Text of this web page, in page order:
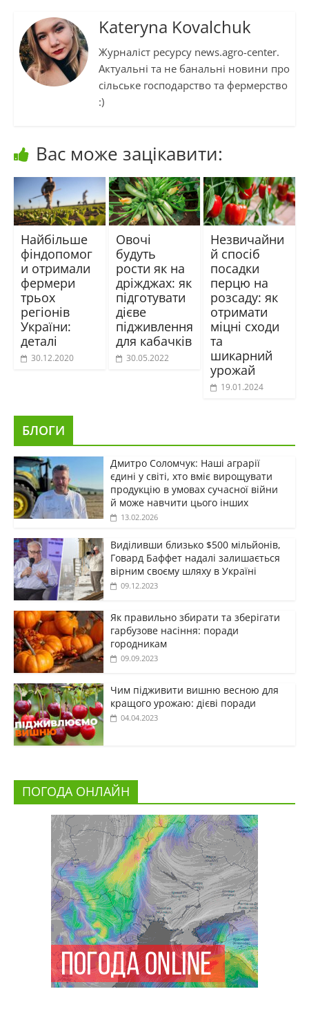
Kateryna Kovalchuk
Журналіст ресурсу news.agro-center.
Актуальні та не банальні новини про
сільське господарство та фермерство
:)
Вас може зацікавити:
Найбільше
фіндопомог
и отримали
фермери
трьох
регіонів
України:
деталі
30.12.2020
Овочі
будуть
рости як на
дріжджах: як
підготувати
дієве
підживлення
для кабачків
30.05.2022
Незвичайни
й спосіб
посадки
перцю на
розсаду: як
отримати
міцні сходи
та
шикарний
урожай
19.01.2024
БЛОГИ
Дмитро Соломчук: Наші аграрії
єдині у світі, хто вміє вирощувати
продукцію в умовах сучасної війни
й може навчити цього інших
13.02.2026
Виділивши близько $500 мільйонів,
Говард Баффет надалі залишається
вірним своєму шляху в Україні
09.12.2023
Як правильно збирати та зберігати
гарбузове насіння: поради
городникам
09.09.2023
Чим підживити вишню весною для
кращого урожаю: дієві поради
04.04.2023
ПОГОДА ОНЛАЙН